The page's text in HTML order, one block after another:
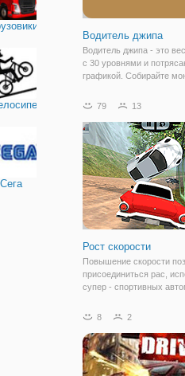
Сега
Водитель джипа
Водитель джипа - это
с 30 уровнями и
графикой. Собирайте
с вращением, чтобы
автомобили в гараже и
модернизировать
79 13
Рост скорости
Повышение скорости
присоединиться рас,
супер - спортивных
треков. Как вы
бонусы, чтобы
автомобили или
8 2